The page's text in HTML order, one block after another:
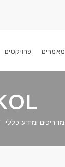
מאמרים פרויקטים
מדריכים ומידע כללי